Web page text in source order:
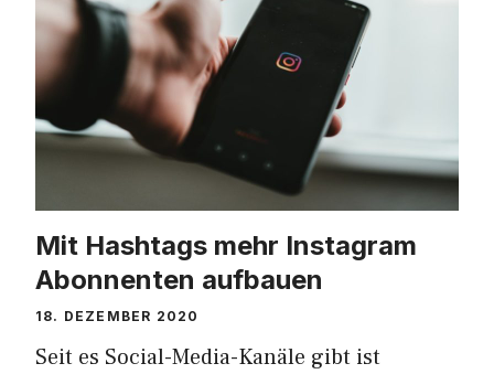
Mit Hashtags mehr Instagram
Abonnenten aufbauen
18. DEZEMBER 2020
Seit es Social-Media-Kanäle gibt ist